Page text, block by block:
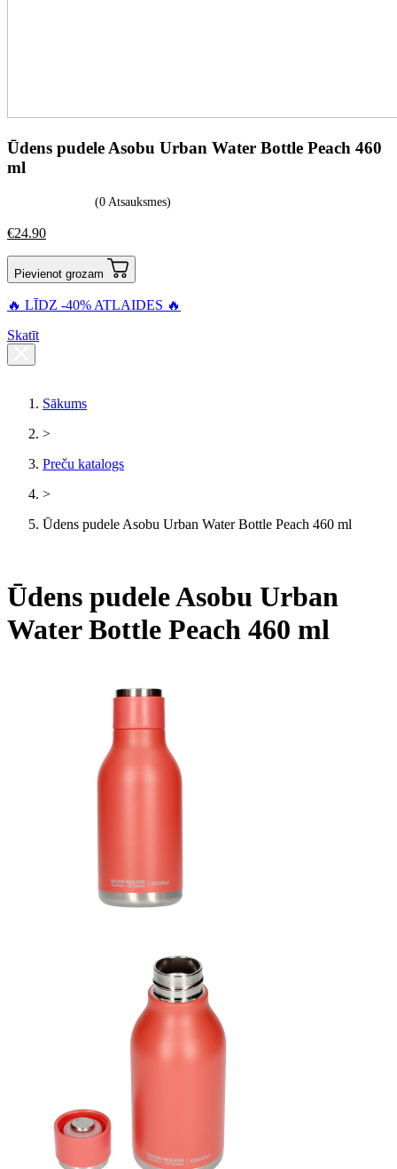
Ūdens pudele Asobu Urban Water Bottle Peach 460
ml
(0 Atsauksmes)
€24.90
Pievienot grozam
🔥 LĪDZ -40% ATLAIDES 🔥
Skatīt
Sākums
>
Preču katalogs
>
Ūdens pudele Asobu Urban Water Bottle Peach 460 ml
Ūdens pudele Asobu Urban
Water Bottle Peach 460 ml